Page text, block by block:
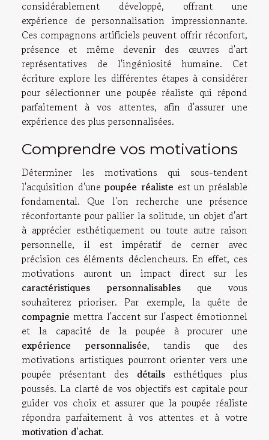
considérablement développé, offrant une
expérience de personnalisation impressionnante.
Ces compagnons artificiels peuvent offrir réconfort,
présence et même devenir des œuvres d'art
représentatives de l'ingéniosité humaine. Cet
écriture explore les différentes étapes à considérer
pour sélectionner une poupée réaliste qui répond
parfaitement à vos attentes, afin d'assurer une
expérience des plus personnalisées.
Comprendre vos motivations
Déterminer les motivations qui sous-tendent
l'acquisition d'unepoupée réaliste est un préalable
fondamental. Que l'on recherche une présence
réconfortante pour pallier la solitude, un objet d'art
à apprécier esthétiquement ou toute autre raison
personnelle, il est impératif de cerner avec
précision ces éléments déclencheurs. En effet, ces
motivations auront un impact direct sur les
caractéristiques personnalisablesque vous
souhaiterez prioriser. Par exemple, la quête de
compagnie mettra l'accent sur l'aspect émotionnel
et la capacité de la poupée à procurer une
expérience personnalisée, tandis que des
motivations artistiques pourront orienter vers une
poupée présentant des détails esthétiques plus
poussés. La clarté de vos objectifs est capitale pour
guider vos choix et assurer que la poupée réaliste
répondra parfaitement à vos attentes et à votre
motivation d'achat.